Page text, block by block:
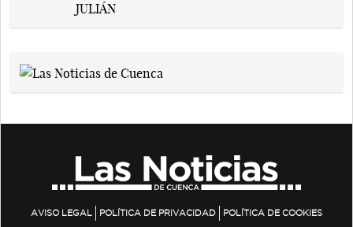
AVISO LEGAL POLÍTICA DE PRIVACIDAD POLÍTICA DE COOKIES